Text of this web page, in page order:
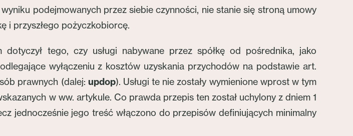
podejmowanych przez siebie czynności, nie stanie się stroną umowy
i przyszłego pożyczkobiorcę.
tego, czy usługi nabywane przez spółkę od pośrednika, jako
wyłączeniu z kosztów uzyskania przychodów na podstawie art.
prawnych (dalej: updop). Usługi te nie zostały wymienione wprost w tym
w ww. artykule. Co prawda przepis ten został uchylony z dniem 1
jednocześnie jego treść włączono do przepisów definiujących minimalny